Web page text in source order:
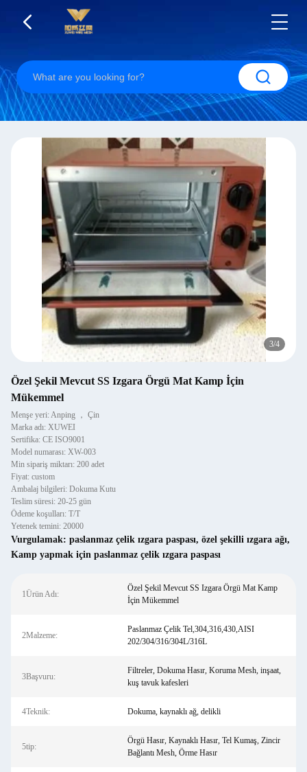
4/4
Özel Şekil Mevcut SS Izgara Örgü Mat Kamp İçin
Mükemmel
Menşe yeri: Anping ， Çin
Marka adı: XUWEI
Sertifika: CE ISO9001
Model numarası: XW-003
Min sipariş miktarı: 200 adet
Fiyat: custom
Ambalaj bilgileri: Dokuma Kutu
Teslim süresi: 20-25 gün
Ödeme koşulları: T/T
Yetenek temini: 20000
Vurgulamak: paslanmaz çelik ızgara paspası, özel şekilli ızgara ağı,
Kamp yapmak için paslanmaz çelik ızgara paspası
1Ürün Adı:
Özel Şekil Mevcut SS Izgara Örgü Mat Kamp
İçin Mükemmel
2Malzeme:
Paslanmaz Çelik Tel,304,316,430,AISI
202/304/316/304L/316L
3Başvuru:
Filtreler, Dokuma Hasır, Koruma Mesh, inşaat,
kuş tavuk kafesleri
4Teknik: Dokuma, kaynaklı ağ, delikli
5tip:
Örgü Hasır, Kaynaklı Hasır, Tel Kumaş, Zincir
Bağlantı Mesh, Örme Hasır